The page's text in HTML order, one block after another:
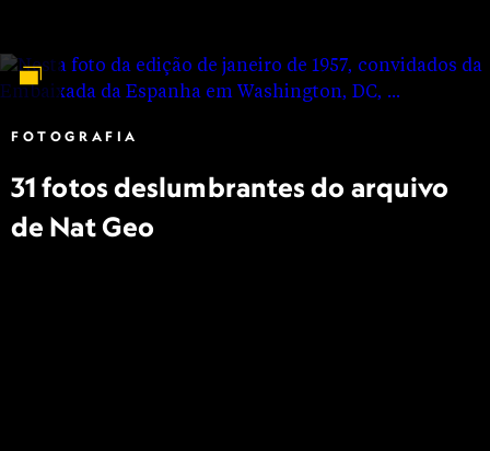
FOTOGRAFIA
31 fotos deslumbrantes do arquivo
de Nat Geo